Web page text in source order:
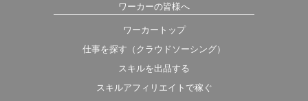
ワーカーの皆様へ
ワーカートップ
仕事を探す（クラウドソーシング）
スキルを出品する
スキルアフィリエイトで稼ぐ